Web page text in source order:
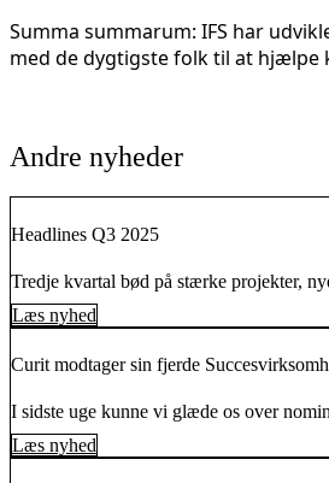
Summa summarum: IFS har
med de dygtigste folk til at hjælpe
Andre nyheder
Headlines Q3 2025
Tredje kvartal bød på stærke projekter,
Læs nyhed
Curit modtager sin fjerde
I sidste uge kunne vi glæde os over
Læs nyhed